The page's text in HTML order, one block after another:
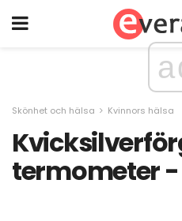
Skönhet och hälsa Kvinnors hälsa
termometer